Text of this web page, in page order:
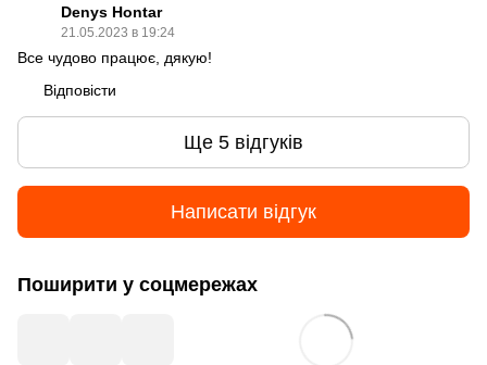
Denys Hontar
21.05.2023 в 19:24
Все чудово працює, дякую!
Відповісти
Ще 5 відгуків
Написати відгук
Поширити у соцмережах